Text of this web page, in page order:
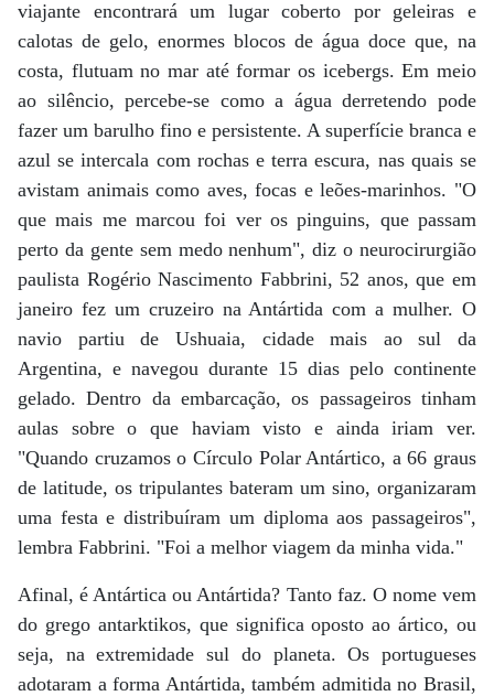
viajante encontrará um lugar coberto por geleiras e
calotas de gelo, enormes blocos de água doce que, na
costa, flutuam no mar até formar os icebergs. Em meio
ao silêncio, percebe-se como a água derretendo pode
fazer um barulho fino e persistente. A superfície branca e
azul se intercala com rochas e terra escura, nas quais se
avistam animais como aves, focas e leões-marinhos. "O
que mais me marcou foi ver os pinguins, que passam
perto da gente sem medo nenhum", diz o neurocirurgião
paulista Rogério Nascimento Fabbrini, 52 anos, que em
janeiro fez um cruzeiro na Antártida com a mulher. O
navio partiu de Ushuaia, cidade mais ao sul da
Argentina, e navegou durante 15 dias pelo continente
gelado. Dentro da embarcação, os passageiros tinham
aulas sobre o que haviam visto e ainda iriam ver.
"Quando cruzamos o Círculo Polar Antártico, a 66 graus
de latitude, os tripulantes bateram um sino, organizaram
uma festa e distribuíram um diploma aos passageiros",
lembra Fabbrini. "Foi a melhor viagem da minha vida."
Afinal, é Antártica ou Antártida? Tanto faz. O nome vem
do grego antarktikos, que significa oposto ao ártico, ou
seja, na extremidade sul do planeta. Os portugueses
adotaram a forma Antártida, também admitida no Brasil,